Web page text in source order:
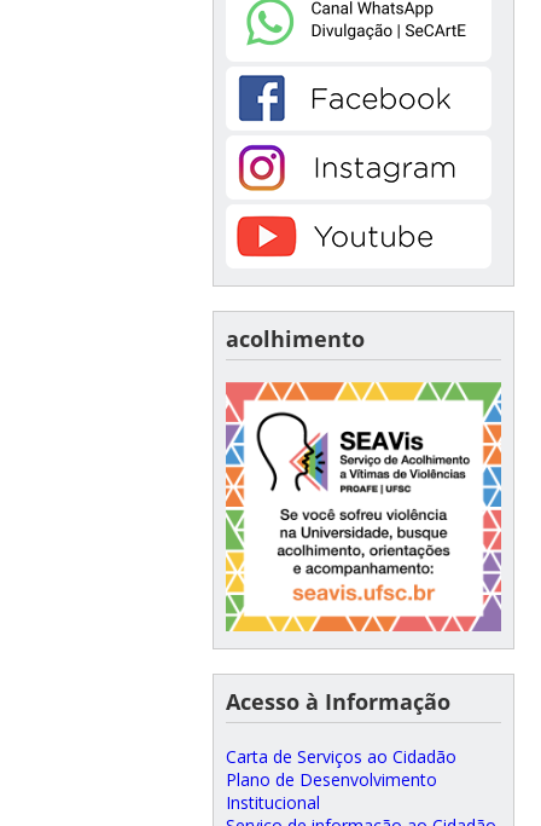
acolhimento
Acesso à Informação
Carta de Serviços ao Cidadão
Plano de Desenvolvimento
Institucional